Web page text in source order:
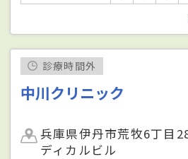
診療時間外
中川クリニック
兵庫県伊丹市荒牧6丁目
ディカルビル